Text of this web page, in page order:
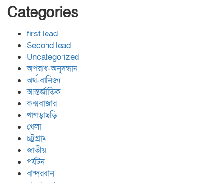
Categories
first lead
Second lead
Uncategorized
অপরাধ-অনুসন্ধান
অর্থ-বানিজ্য
আন্তর্জাতিক
কক্সবাজার
খাগড়াছড়ি
খেলা
চট্রগ্রাম
জাতীয়
পর্যটন
বান্দরবান